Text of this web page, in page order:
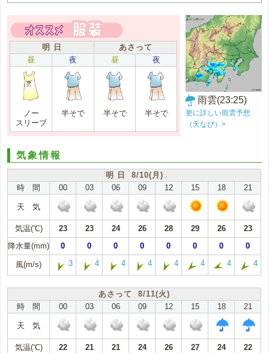
明 日
あさって
昼
夜 昼 夜
ノー
スリーブ
半そで 半そで 半そで
雨雲(23:25)
更に詳しい雨雲予想
（天なび）>
気象情報
明 日 8/10(月)
時 間
00 03 06 09 12 15 18 21
天 気
気温(℃) 23 23 24 26 28 29 26
23
降水量(mm)
0 0 0 0 0 0 0 0
風(m/s) 3 4 4 4 4 4 4 4
あさって 8/11(火)
時 間
00 03 06 09 12 15 18 21
天 気
気温(℃) 22 21 21 24 26 27 24
22